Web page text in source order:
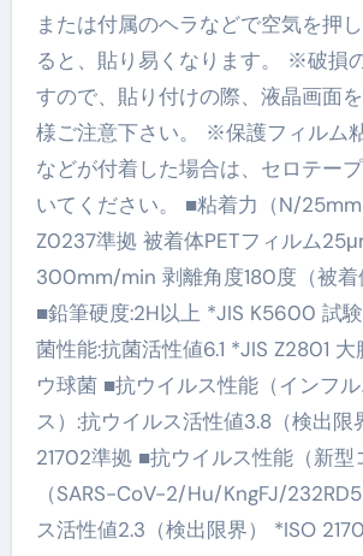
または付属のヘラなどで空気を押
ると、貼り易くなります。 ※破損
すので、貼り付けの際、液晶画面
様ご注意下さい。 ※保護フィルム
などが付着した場合は、セロテー
いてください。 ■粘着力（N/
Z0237準拠 被着体PETフィルム
300mm/min 剥離角度180度（被着
■鉛筆硬度:2H以上 *JIS K5600 試
菌性能:抗菌活性値6.1 *JIS Z2801
ウ球菌 ■抗ウイルス性能（インフ
ス）:抗ウイルス活性値3.8（検出限
21702準拠 ■抗ウイルス性能（新型
（SARS-CoV-2/Hu/KngFJ/
ス活性値2.3（検出限界） *ISO